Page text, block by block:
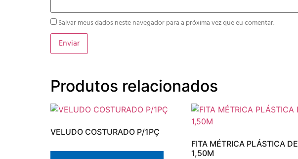
Salvar meus dados neste navegador para a próxima vez que eu comentar.
Produtos relacionados
VELUDO COSTURADO P/1PÇ
FITA MÉTRICA PLÁSTICA DE
1,50M